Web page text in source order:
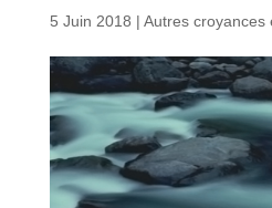
5 Juin 2018 | Autres croyances